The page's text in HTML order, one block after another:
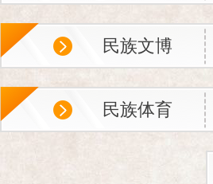
民族文博
民族体育